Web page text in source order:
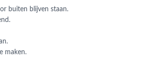
buiten blijven staan.
maken.